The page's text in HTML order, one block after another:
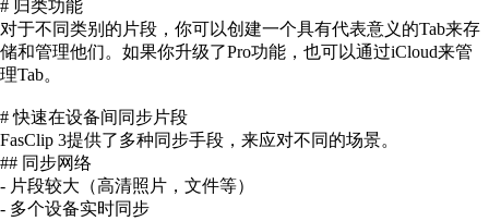
# 归类功能
对于不同类别的片段，你可以创建一个具有代表意义的Tab来存
储和管理他们。如果你升级了Pro功能，也可以通过iCloud来管
理Tab。
# 快速在设备间同步片段
FasClip 3提供了多种同步手段，来应对不同的场景。
## 同步网络
- 片段较大（高清照片，文件等）
- 多个设备实时同步